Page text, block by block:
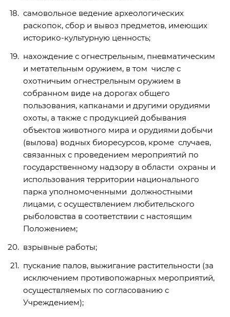
самовольное ведение археологических
раскопок, сбор и вывоз предметов, имеющих
историко-культурную ценность;
нахождение с огнестрельным, пневматическим
и метательным оружием, в том числе с
охотничьим огнестрельным оружием в
собранном виде на дорогах общего
пользования, капканами и другими орудиями
охоты, а также с продукцией добывания
объектов животного мира и орудиями добычи
(вылова) водных биоресурсов, кроме случаев,
связанных с проведением мероприятий по
государственному надзору в области охраны и
использования территории национального
парка уполномоченными должностными
лицами, с осуществлением любительского
рыболовства в соответствии с настоящим
Положением;
взрывные работы;
пускание палов, выжигание растительности (за
исключением противопожарных мероприятий,
осуществляемых по согласованию с
Учреждением);